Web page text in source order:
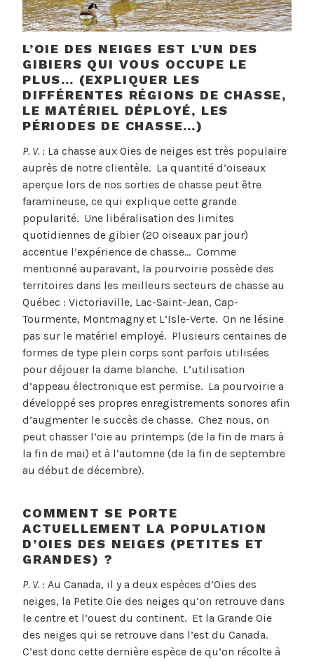
L’OIE DES NEIGES EST L’UN DES
GIBIERS QUI VOUS OCCUPE LE
PLUS… (EXPLIQUER LES
DIFFÉRENTES RÉGIONS DE CHASSE,
LE MATÉRIEL DÉPLOYÉ, LES
PÉRIODES DE CHASSE…)
P. V. : La chasse aux Oies de neiges est très populaire
auprès de notre clientèle. La quantité d’oiseaux
aperçue lors de nos sorties de chasse peut être
faramineuse, ce qui explique cette grande
popularité. Une libéralisation des limites
quotidiennes de gibier (20 oiseaux par jour)
accentue l’expérience de chasse… Comme
mentionné auparavant, la pourvoirie possède des
territoires dans les meilleurs secteurs de chasse au
Québec : Victoriaville, Lac-Saint-Jean, Cap-
Tourmente, Montmagny et L’Isle-Verte. On ne lésine
pas sur le matériel employé. Plusieurs centaines de
formes de type plein corps sont parfois utilisées
pour déjouer la dame blanche. L’utilisation
d’appeau électronique est permise. La pourvoirie a
développé ses propres enregistrements sonores afin
d’augmenter le succès de chasse. Chez nous, on
peut chasser l’oie au printemps (de la fin de mars à
la fin de mai) et à l’automne (de la fin de septembre
au début de décembre).
COMMENT SE PORTE
ACTUELLEMENT LA POPULATION
D’OIES DES NEIGES (PETITES ET
GRANDES) ?
P. V. : Au Canada, il y a deux espèces d’Oies des
neiges, la Petite Oie des neiges qu’on retrouve dans
le centre et l’ouest du continent. Et la Grande Oie
des neiges qui se retrouve dans l’est du Canada.
C’est donc cette dernière espèce de qu’on récolte à